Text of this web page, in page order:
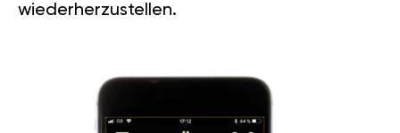
wiederherzustellen.